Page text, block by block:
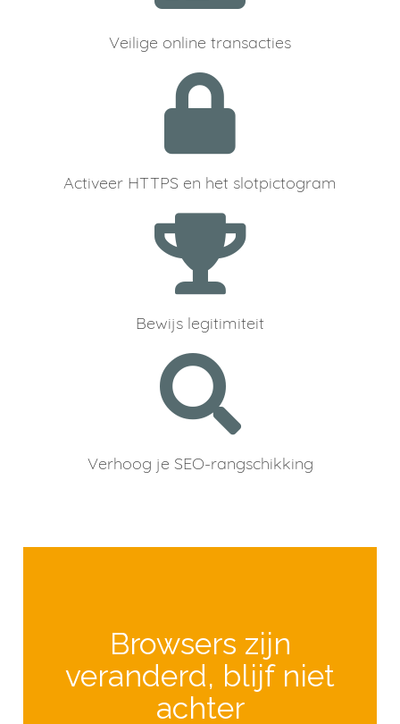
Veilige online transacties
Activeer HTTPS en het slotpictogram
Bewijs legitimiteit
Verhoog je SEO-rangschikking
Browsers zijn
veranderd, blijf niet
achter